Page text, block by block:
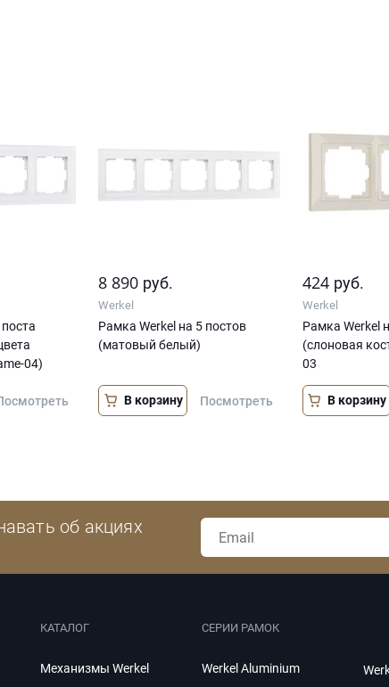
04)
8 890 руб.
Werkel
Рамка Werkel на 5 постов
(матовый белый)
В корзину Посмотреть
424 руб.
Werkel
Рамка Werkel
(слоновая
03
В корзину
об акциях
КАТАЛОГ
Механизмы Werkel
СЕРИИ РАМОК
Werkel Aluminium